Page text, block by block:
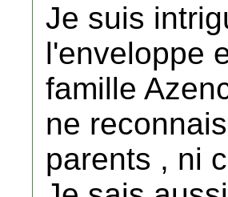
Je suis
l'enveloppe
famille
ne
parents , ni